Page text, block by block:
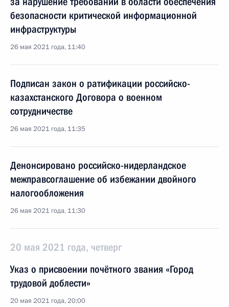
безопасности критической информационной
инфраструктуры
26 мая 2021 года, 11:40
Подписан закон о ратификации российско-
казахстанского Договора о военном
сотрудничестве
26 мая 2021 года, 11:35
Денонсировано российско-нидерландское
межправсоглашение об избежании двойного
налогообложения
26 мая 2021 года, 11:30
20 мая 2021 года, четверг
Указ о присвоении почётного звания «Город
трудовой доблести»
20 мая 2021 года, 20:00